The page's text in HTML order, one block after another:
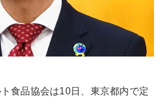
食品協会は10日、東京都内で定